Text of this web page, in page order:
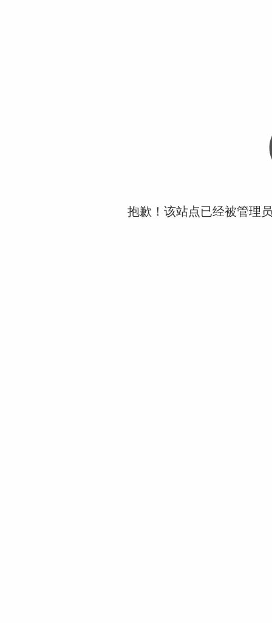
抱歉！该站点已经被管理